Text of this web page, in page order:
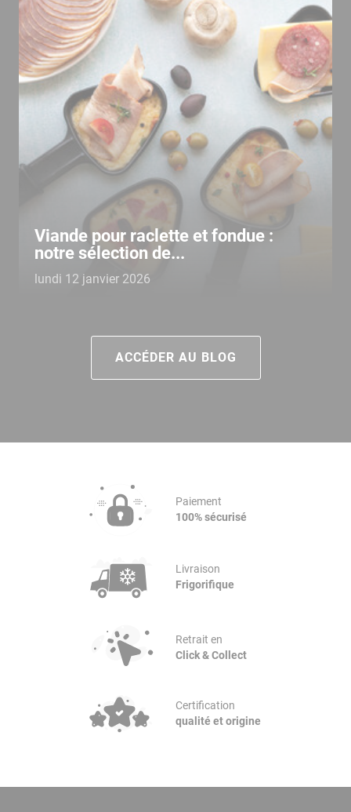
Viande pour raclette et fondue :
notre sélection de...
lundi 12 janvier 2026
ACCÉDER AU BLOG
Paiement
100% sécurisé
Livraison
Frigorifique
Retrait en
Click & Collect
Certification
qualité et origine